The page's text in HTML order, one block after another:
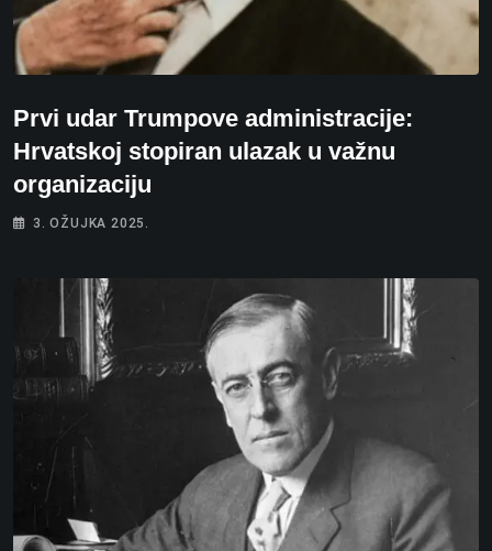
Prvi udar Trumpove administracije:
Hrvatskoj stopiran ulazak u važnu
organizaciju
3. OŽUJKA 2025.